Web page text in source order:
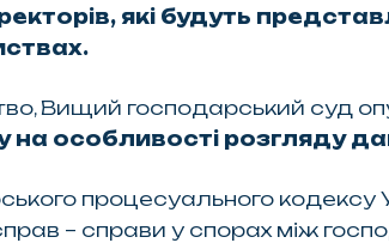
які будуть
Вищий господарський суд
на особливості розгляду
процесуального кодексу
– справи у спорах між